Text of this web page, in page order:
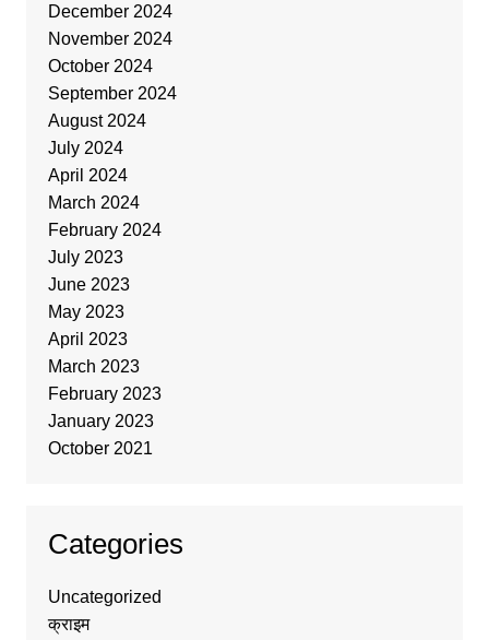
December 2024
November 2024
October 2024
September 2024
August 2024
July 2024
April 2024
March 2024
February 2024
July 2023
June 2023
May 2023
April 2023
March 2023
February 2023
January 2023
October 2021
Categories
Uncategorized
क्राइम